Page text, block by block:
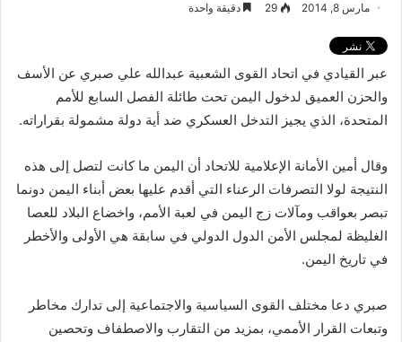
مارس 8, 2014 29 دقيقة واحدة
عبر القيادي في اتحاد القوى الشعبية عبدالله علي صبري عن الأسف
والحزن العميق لدخول اليمن تحت طائلة الفصل السابع للأمم
المتحدة، الذي يجيز التدخل العسكري ضد أية دولة مشمولة بقراراته.
وقال أمين الأمانة الإعلامية للاتحاد أن اليمن ما كانت لتصل إلى هذه
النتيجة لولا التصرفات الرعناء التي أقدم عليها بعض أبناء اليمن دونما
تبصر بعواقب ومآلات زج اليمن في لعبة الأمم، واخضاع البلاد للعصا
الغليظة لمجلس الأمن الدول الدولي في سابقة هي الأولى والأخطر
في تاريخ اليمن.
صبري دعا مختلف القوى السياسية والاجتماعية إلى تدارك مخاطر
وتبعات القرار الأممي، بمزيد من التقارب والاصطفاف وتحصين